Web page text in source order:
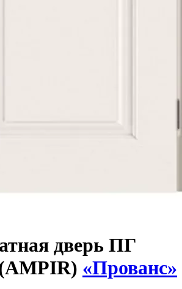
дверь ПГ
«Прованс»